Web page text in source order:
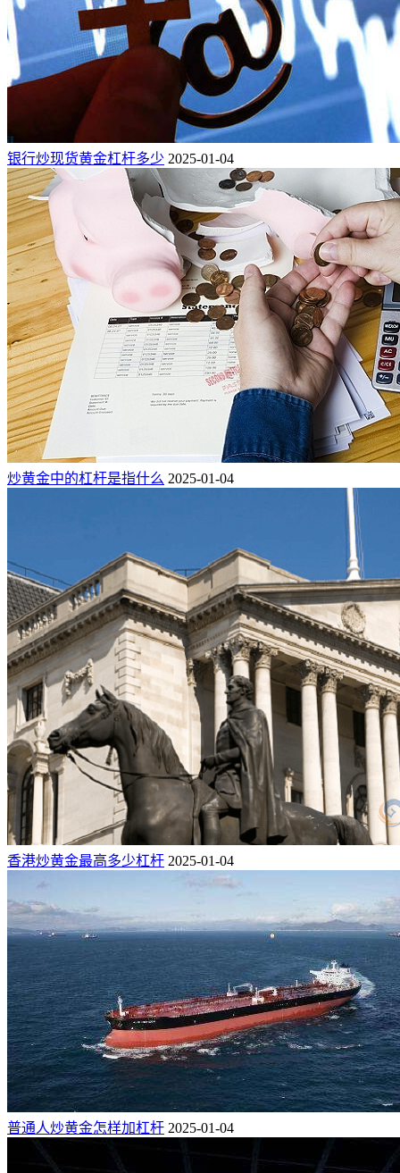
银行炒现货黄金杠杆多少 2025-01-04
炒黄金中的杠杆是指什么 2025-01-04
香港炒黄金最高多少杠杆 2025-01-04
普通人炒黄金怎样加杠杆 2025-01-04